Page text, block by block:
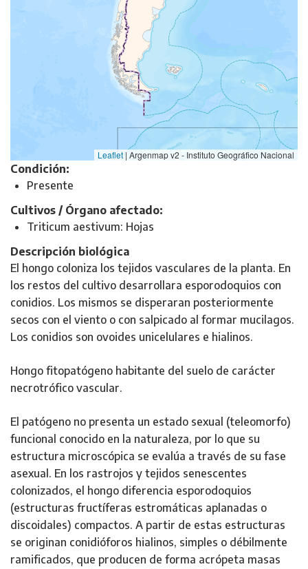
Leaflet | Argenmap v2 - Instituto Geográfico Nacional
Condición:
Presente
Cultivos / Órgano afectado:
Triticum aestivum: Hojas
Descripción biológica
El hongo coloniza los tejidos vasculares de la planta. En
los restos del cultivo desarrollara esporodoquios con
conidios. Los mismos se disperaran posteriormente
secos con el viento o con salpicado al formar mucilagos.
Los conidios son ovoides unicelulares e hialinos.
Hongo fitopatógeno habitante del suelo de carácter
necrotrófico vascular.
El patógeno no presenta un estado sexual (teleomorfo)
funcional conocido en la naturaleza, por lo que su
estructura microscópica se evalúa a través de su fase
asexual. En los rastrojos y tejidos senescentes
colonizados, el hongo diferencia esporodoquios
(estructuras fructíferas estromáticas aplanadas o
discoidales) compactos. A partir de estas estructuras
se originan conidióforos hialinos, simples o débilmente
ramificados, que producen de forma acrópeta masas